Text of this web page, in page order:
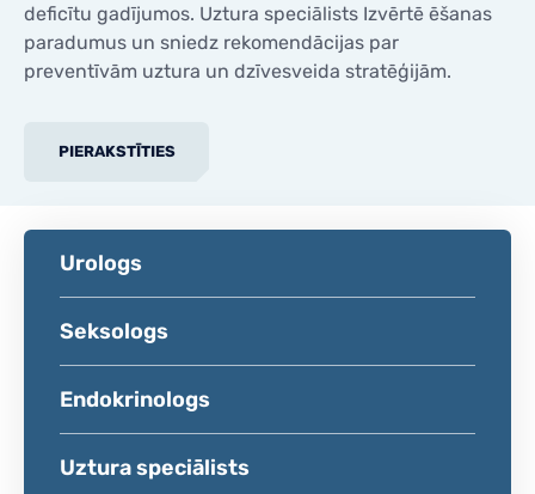
deficītu gadījumos. Uztura speciālists Izvērtē ēšanas
paradumus un sniedz rekomendācijas par
preventīvām uztura un dzīvesveida stratēģijām.
PIERAKSTĪTIES
Urologs
Seksologs
Endokrinologs
Uztura speciālists